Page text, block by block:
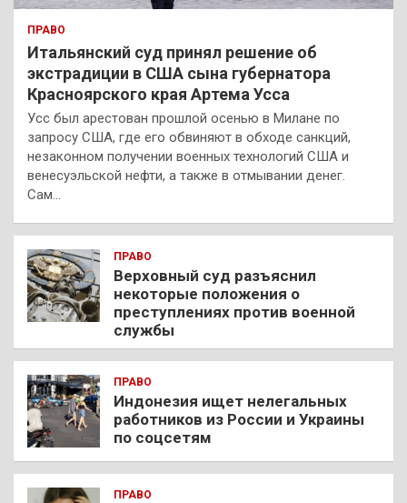
ПРАВО
Итальянский суд принял решение об
экстрадиции в США сына губернатора
Красноярского края Артема Усса
Усс был арестован прошлой осенью в Милане по
запросу США, где его обвиняют в обходе санкций,
незаконном получении военных технологий США и
венесуэльской нефти, а также в отмывании денег.
Сам…
ПРАВО
Верховный суд разъяснил
некоторые положения о
преступлениях против военной
службы
ПРАВО
Индонезия ищет нелегальных
работников из России и Украины
по соцсетям
ПРАВО